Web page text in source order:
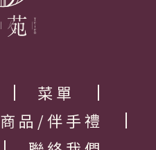
菜單
商品/伴手禮